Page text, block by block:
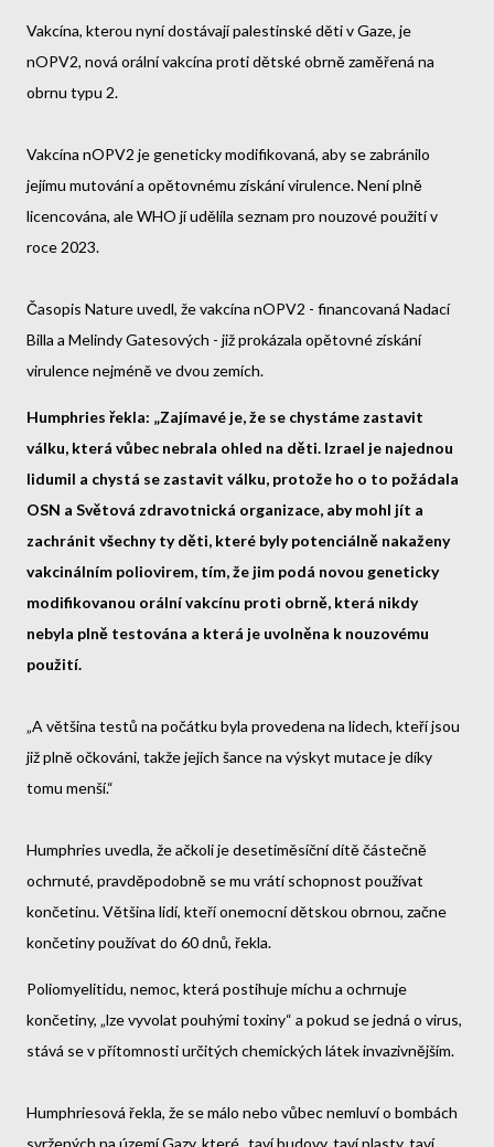
Vakcína, kterou nyní dostávají palestinské děti v Gaze, je
nOPV2, nová orální vakcína proti dětské obrně zaměřená na
obrnu typu 2.
Vakcína nOPV2 je geneticky modifikovaná, aby se zabránilo
jejímu mutování a opětovnému získání virulence. Není plně
licencována, ale WHO jí udělila seznam pro nouzové použití v
roce 2023.
Časopis Nature uvedl, že vakcína nOPV2 - financovaná Nadací
Billa a Melindy Gatesových - již prokázala opětovné získání
virulence nejméně ve dvou zemích.
Humphries řekla: „Zajímavé je, že se chystáme zastavit
válku, která vůbec nebrala ohled na děti. Izrael je najednou
lidumil a chystá se zastavit válku, protože ho o to požádala
OSN a Světová zdravotnická organizace, aby mohl jít a
zachránit všechny ty děti, které byly potenciálně nakaženy
vakcinálním poliovirem, tím, že jim podá novou geneticky
modifikovanou orální vakcínu proti obrně, která nikdy
nebyla plně testována a která je uvolněna k nouzovému
použití.
„A většina testů na počátku byla provedena na lidech, kteří jsou
již plně očkováni, takže jejich šance na výskyt mutace je díky
tomu menší.“
Humphries uvedla, že ačkoli je desetiměsíční dítě částečně
ochrnuté, pravděpodobně se mu vrátí schopnost používat
končetinu. Většina lidí, kteří onemocní dětskou obrnou, začne
končetiny používat do 60 dnů, řekla.
Poliomyelitidu, nemoc, která postihuje míchu a ochrnuje
končetiny, „lze vyvolat pouhými toxiny“ a pokud se jedná o virus,
stává se v přítomnosti určitých chemických látek invazivnějším.
Humphriesová řekla, že se málo nebo vůbec nemluví o bombách
svržených na území Gazy, které „taví budovy, taví plasty, taví